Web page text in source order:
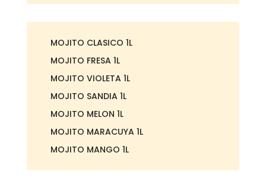
MOJITO CLASICO 1L
MOJITO FRESA 1L
MOJITO VIOLETA 1L
MOJITO SANDIA 1L
MOJITO MELON 1L
MOJITO MARACUYA 1L
MOJITO MANGO 1L